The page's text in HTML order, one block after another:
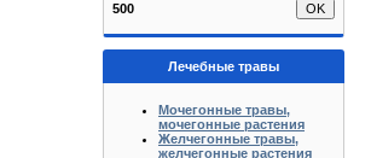
500
Лечебные травы
Мочегонные травы,
мочегонные растения
Желчегонные травы,
желчегонные растения